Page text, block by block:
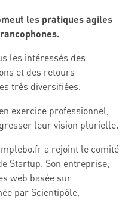
les pratiques agiles
les intéressés des
et des retours
très diversifiées.
exercice professionnel,
leur vision plurielle.
a rejoint le comité
Startup. Son entreprise,
web basée sur
par Scientipôle,